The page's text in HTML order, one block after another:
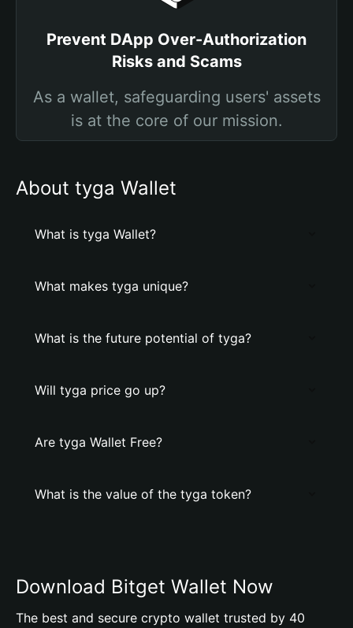
Prevent DApp Over-Authorization
Risks and Scams
As a wallet, safeguarding users' assets
is at the core of our mission.
About tyga Wallet
What is tyga Wallet?
What makes tyga unique?
What is the future potential of tyga?
Will tyga price go up?
Are tyga Wallet Free?
What is the value of the tyga token?
Download Bitget Wallet Now
The best and secure crypto wallet trusted by 40